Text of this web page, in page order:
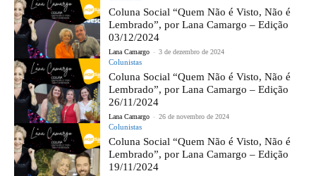
Coluna Social “Quem Não é Visto, Não é
Lembrado”, por Lana Camargo – Edição
03/12/2024
Lana Camargo - 3 de dezembro de 2024
Colunistas
Coluna Social “Quem Não é Visto, Não é
Lembrado”, por Lana Camargo – Edição
26/11/2024
Lana Camargo - 26 de novembro de 2024
Colunistas
Coluna Social “Quem Não é Visto, Não é
Lembrado”, por Lana Camargo – Edição
19/11/2024